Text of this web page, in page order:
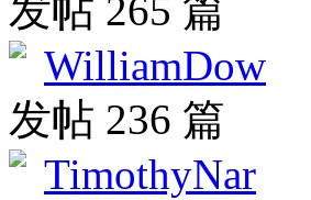
发帖 265 篇
WilliamDow
发帖 236 篇
TimothyNar